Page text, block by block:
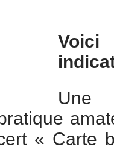
«